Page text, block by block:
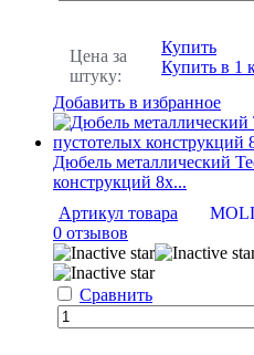
Цена за
штуку:
Купить
Купить в 1
Добавить в избранное
Дюбель металлический
конструкций 8х...
Артикул товара
0 отзывов
Сравнить